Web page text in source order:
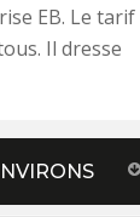
EB. Le tarif
Il dresse